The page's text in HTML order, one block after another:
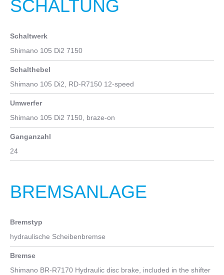
Rahmen
seat clamp,full carbon dropout, flat mount, thru axle12x142mm,
32mm tires compatible
Gabel
Full Carbon Aero Road, integrated head , disc brake flat mount,
thru axle 12x100
SCHALTUNG
Schaltwerk
Shimano 105 Di2 7150
Schalthebel
Shimano 105 Di2, RD-R7150 12-speed
Umwerfer
Shimano 105 Di2 7150, braze-on
Ganganzahl
24
BREMSANLAGE
Bremstyp
hydraulische Scheibenbremse
Bremse
Shimano BR-R7170 Hydraulic disc brake, included in the shifter